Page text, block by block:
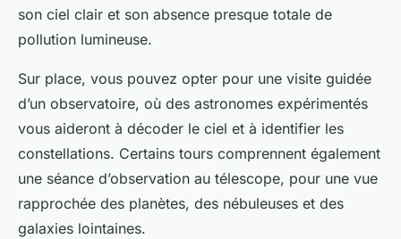
son ciel clair et son absence presque totale de
pollution lumineuse.
Sur place, vous pouvez opter pour une visite guidée
d’un observatoire, où des astronomes expérimentés
vous aideront à décoder le ciel et à identifier les
constellations. Certains tours comprennent également
une séance d’observation au télescope, pour une vue
rapprochée des planètes, des nébuleuses et des
galaxies lointaines.